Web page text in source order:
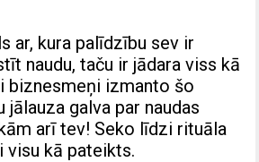
ar, kura palīdzību sev ir
naudu, taču ir jādara viss kā
biznesmeņi izmanto šo
galva par naudas
arī tev! Seko līdzi rituāla
visu kā pateikts.